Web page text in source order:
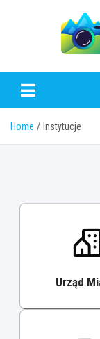
Home Instytucje
Urząd